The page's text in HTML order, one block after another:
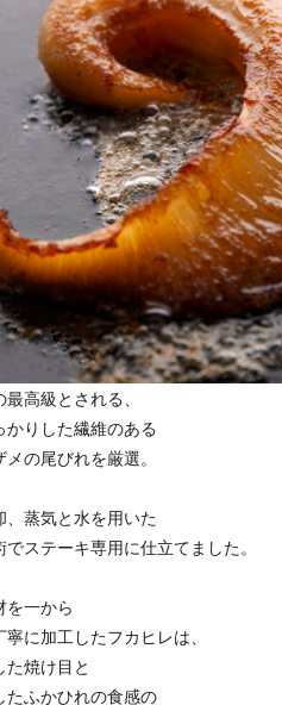
高級とされる、
かりした繊維のある
の尾びれを厳選。
、蒸気と水を用いた
ステーキ専用に仕立てました。
を一から
に加工したフカヒレは、
た焼け目と
たふかひれの食感の